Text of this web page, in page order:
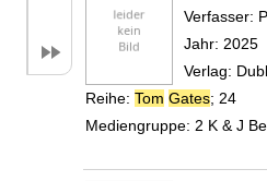
Verfasser:
Jahr: 2025
Verlag:
Reihe: Tom Gates; 24
Mediengruppe: 2 K & J